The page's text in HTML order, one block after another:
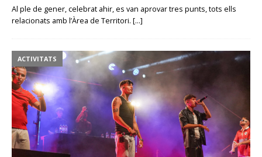
Al ple de gener, celebrat ahir, es van aprovar tres punts, tots ells
relacionats amb l’Àrea de Territori. […]
ACTIVITATS